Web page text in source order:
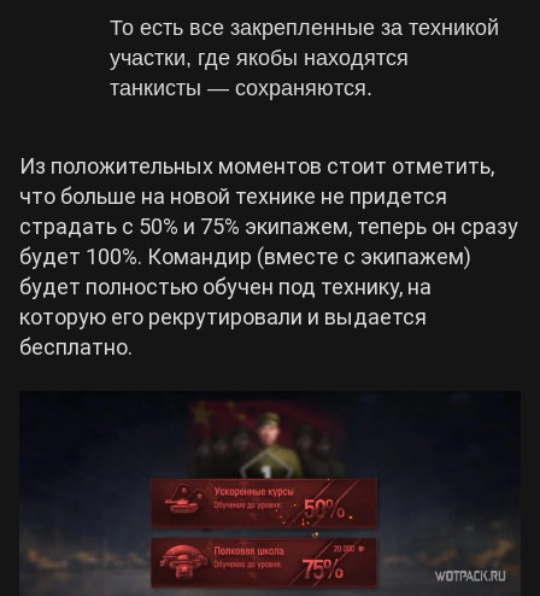
То есть все закрепленные за техникой
участки, где якобы находятся
танкисты — сохраняются.
Из положительных моментов стоит отметить,
что больше на новой технике не придется
страдать с 50% и 75% экипажем, теперь он сразу
будет 100%. Командир (вместе с экипажем)
будет полностью обучен под технику, на
которую его рекрутировали и выдается
бесплатно.